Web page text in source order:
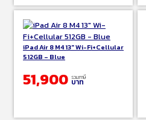
iPad Air 8 M4 13″ Wi-Fi+Cellular
512GB – Blue
51,900 รวมภาษี
บาท